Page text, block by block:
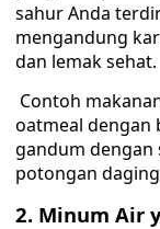
sahur Anda
mengandung
dan lemak sehat.
Contoh
oatmeal dengan
gandum dengan
potongan
2. Minum Air